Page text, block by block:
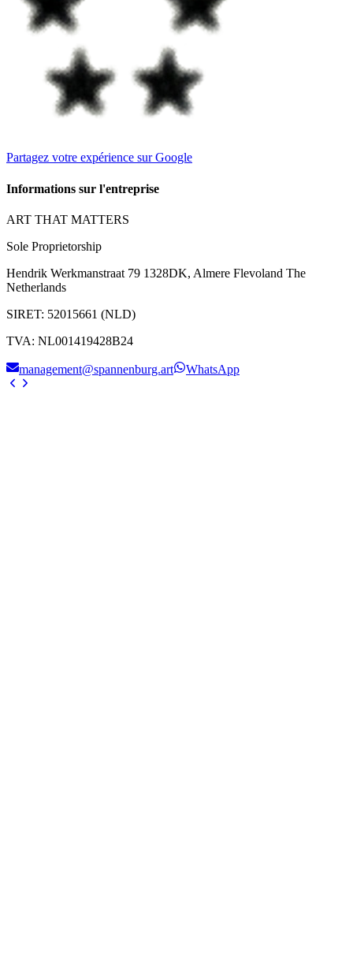
Partagez votre expérience sur Google
Informations sur l'entreprise
ART THAT MATTERS
Sole Proprietorship
Hendrik Werkmanstraat 79 1328DK, Almere Flevoland The
Netherlands
SIRET: 52015661 (NLD)
TVA: NL001419428B24
management@spannenburg.art WhatsApp